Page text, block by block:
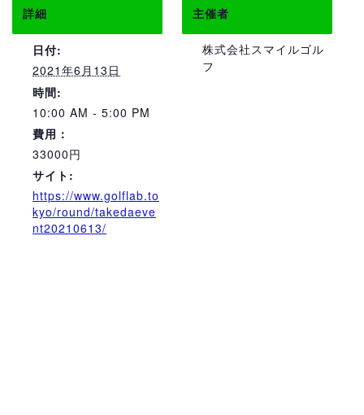
詳細
日付:
2021年6月13日
時間:
10:00 AM - 5:00 PM
費用：
33000円
サイト:
https://www.golflab.to
kyo/round/takedaeve
nt20210613/
主催者
株式会社スマイルゴル
フ